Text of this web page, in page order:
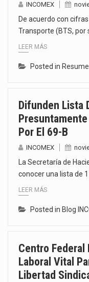
INCOMEX
De acuerdo con
Transporte (BTS, por
LEER MÁS
Posted in
Difunden Lista
Por El 69-B
INCOMEX
La Secretaría de
conocer una lista de
LEER MÁS
Posted in Blog
Centro Federal
Laboral Vital
Libertad